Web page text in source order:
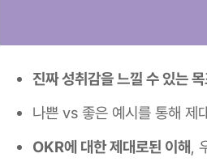
진짜 성취감을 느낄 수 있는
나쁜 vs 좋은 예시를 통해 제
OKR에 대한 제대로된 이해 ,